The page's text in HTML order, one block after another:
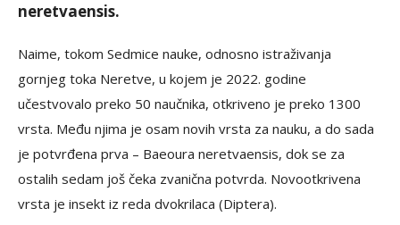
neretvaensis.
Naime, tokom Sedmice nauke, odnosno istraživanja
gornjeg toka Neretve, u kojem je 2022. godine
učestvovalo preko 50 naučnika, otkriveno je preko 1300
vrsta. Među njima je osam novih vrsta za nauku, a do sada
je potvrđena prva – Baeoura neretvaensis, dok se za
ostalih sedam još čeka zvanična potvrda. Novootkrivena
vrsta je insekt iz reda dvokrilaca (Diptera).